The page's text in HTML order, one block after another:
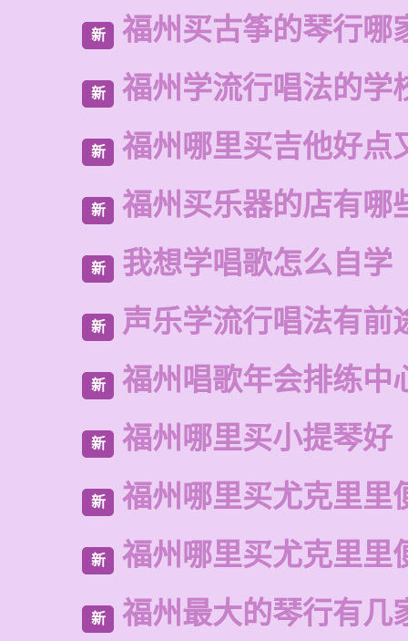
新 福州买古筝的琴行哪
新 福州学流行唱法的学
新 福州哪里买吉他好点
新 福州买乐器的店有哪
新 我想学唱歌怎么自学
新 声乐学流行唱法有前
新 福州唱歌年会排练中
新 福州哪里买小提琴好
新 福州哪里买尤克里里
新 福州哪里买尤克里里
新 福州最大的琴行有几